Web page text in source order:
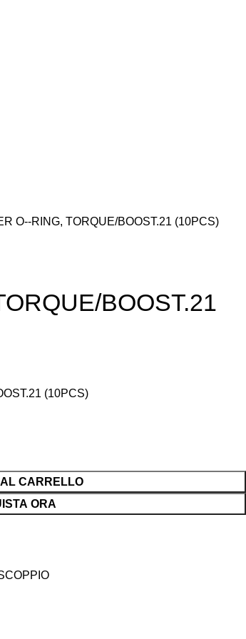
O-­-RING, TORQUE/BOOST.21 (10PCS)
BOOST.21
(10PCS)
CARRELLO
ORA